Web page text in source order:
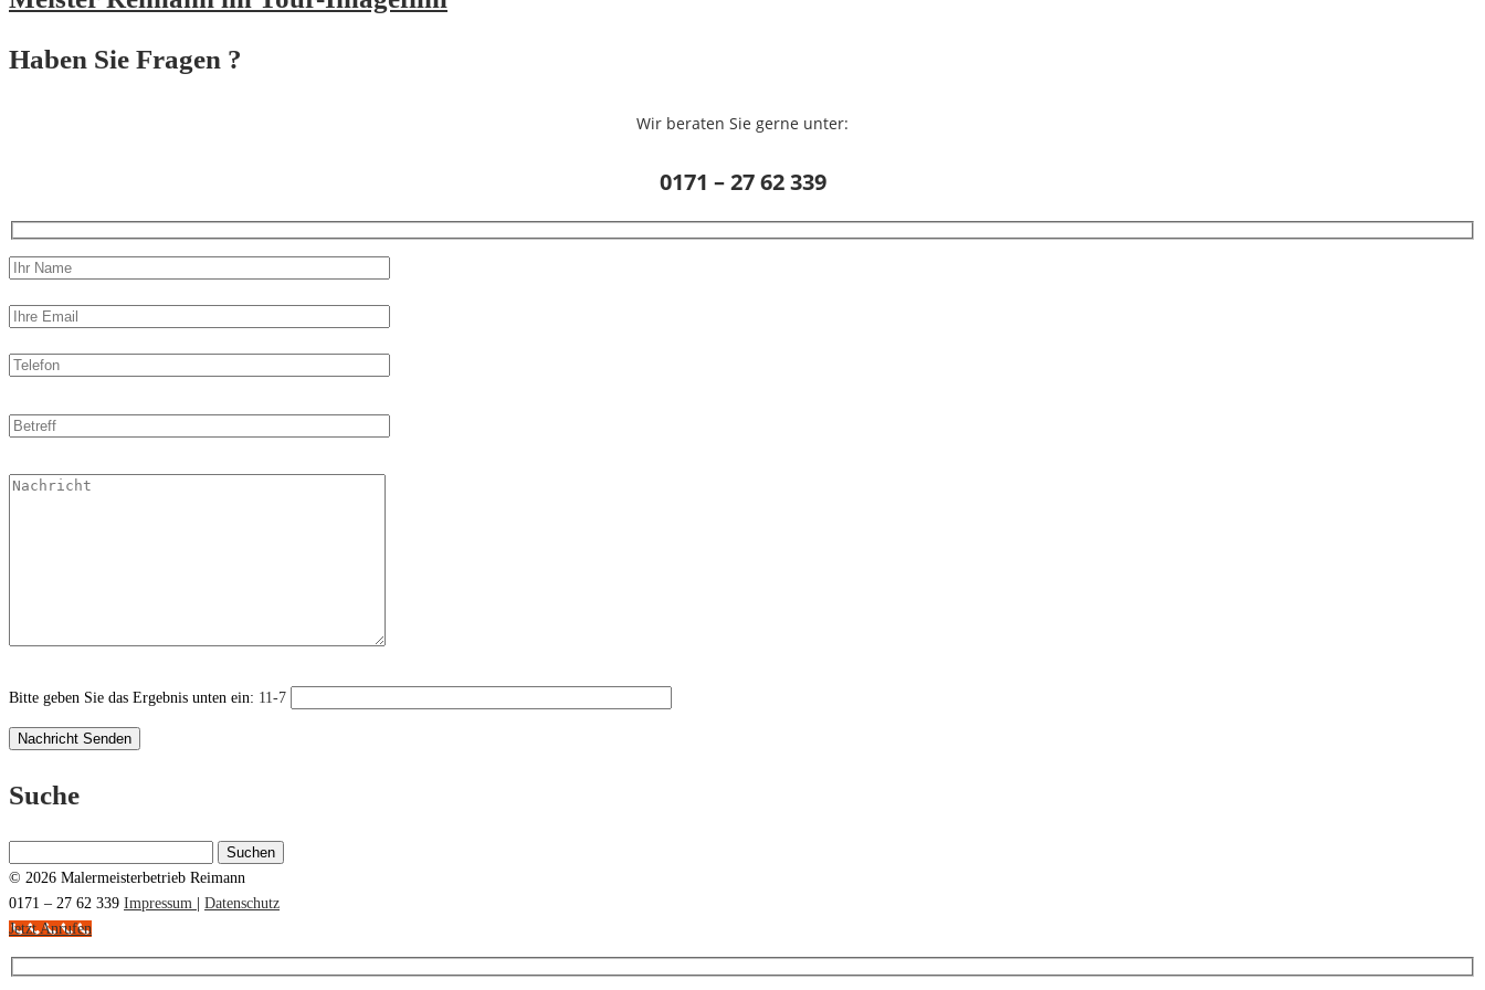
Haben Sie Fragen ?
Wir beraten Sie gerne unter:
0171 – 27 62 339
Bitte geben Sie das Ergebnis unten ein: 11-7
Suche
nach:
© 2026 Malermeisterbetrieb Reimann
0171 – 27 62 339 Impressum
Datenschutz
Jetzt Anrufen